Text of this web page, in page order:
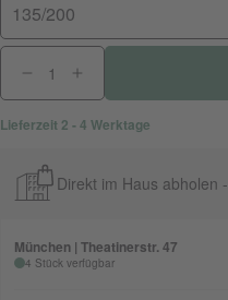
135/200
Lieferzeit 2 - 4 Werktage
Direkt im Haus abholen -
München | Theatinerstr. 47
4 Stück verfügbar